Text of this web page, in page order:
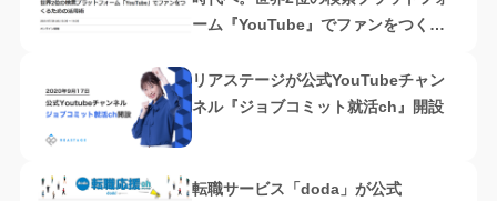
ーム『YouTube』でファンをつくる
ー社・HRソリューションズ共催
リアステージが公式YouTubeチャン
ネル『ジョブコミット就活ch』開設
転職サービス「doda」が公式